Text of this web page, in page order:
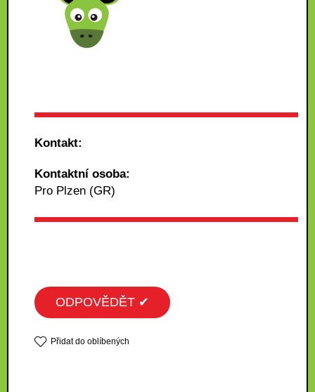
Kontakt:
Kontaktní osoba:
Pro Plzen (GR)
ODPOVĚDĚT ✔
Přidat do oblíbených